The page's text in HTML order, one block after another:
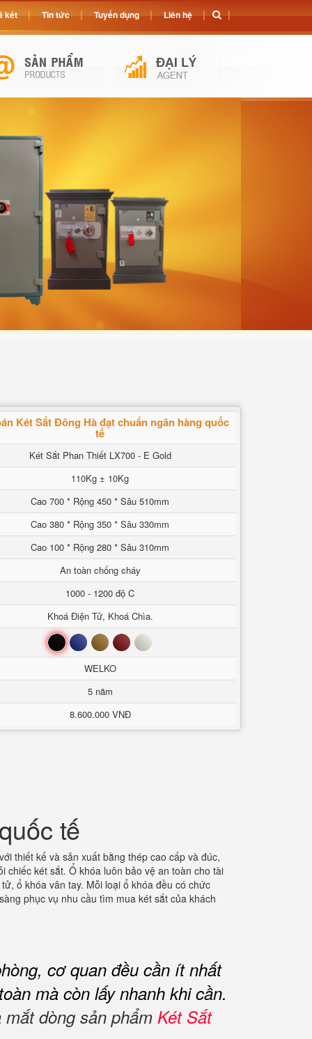
Két Sắt Đông Hà đạt chuẩn ngân hàng quốc
tế
Két Sắt Phan Thiết LX700 - E Gold
110Kg ± 10Kg
Cao 700 * Rộng 450 * Sâu 510mm
Cao 380 * Rộng 350 * Sâu 330mm
Cao 100 * Rộng 280 * Sâu 310mm
An toàn chống cháy
1000 - 1200 độ C
Khoá Điện Tử, Khoá Chìa.
Đen Xanh Nâu Đỏ Trắng
WELKO
5 năm
8.600.000 VNĐ
tế
thiết kế và sản xuất bằng thép cao cấp và đúc,
két sắt. Ổ khóa luôn bảo vệ an toàn cho tài
ổ khóa vân tay. Mỗi loại ổ khóa đều có chức
phục vụ nhu cầu tìm mua két sắt của khách
cơ quan đều cần ít nhất
mà còn lấy nhanh khi cần.
dòng sản phẩm Két Sắt
két Tin tức Tuyển dụng Liên hệ